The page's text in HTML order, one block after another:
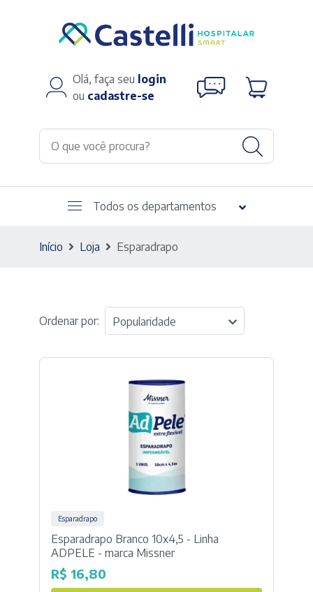
Olá, faça seu login
ou cadastre-se
Todos os departamentos
Início Loja Esparadrapo
Ordenar por: Popularidade
Esparadrapo
Esparadrapo Branco 10x4,5 - Linha
ADPELE - marca Missner
R$ 16,80